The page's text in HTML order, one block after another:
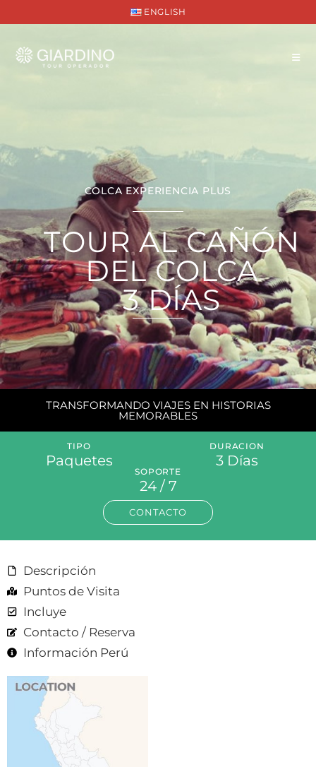
ENGLISH
COLCA EXPERIENCIA PLUS
TOUR AL CAÑÓN
DEL COLCA
3 DÍAS
TRANSFORMANDO VIAJES EN HISTORIAS
MEMORABLES
TIPO
Paquetes
DURACION
3 Días
SOPORTE
24 / 7
CONTACTO
Descripción
Puntos de Visita
Incluye
Contacto / Reserva
Información Perú